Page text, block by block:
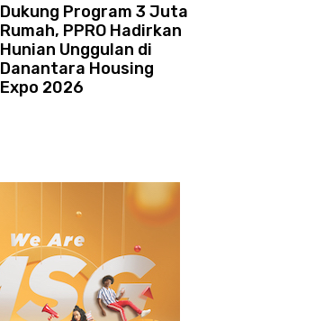
Dukung Program 3 Juta
Rumah, PPRO Hadirkan
Hunian Unggulan di
Danantara Housing
Expo 2026